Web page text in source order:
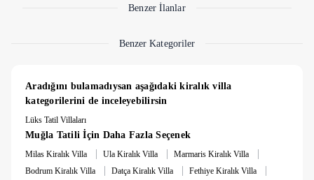
1 adet cift kisilik yatak , klima , banyo ve tuvalet
3. Yatak Odasi
2 adet tek kisilik yatak , klima , banyo ve tuvalet
Not: 6 gece altında konaklamaya 7.200 TL Temizlik Ücreti
alınmaktadır.
Benzer İlanlar
Benzer Kategoriler
Aradığını bulamadıysan aşağıdaki kiralık villa
kategorilerini de inceleyebilirsin
Lüks Tatil Villaları
Muğla Tatili İçin Daha Fazla Seçenek
Milas Kiralık Villa | Ula Kiralık Villa | Marmaris Kiralık Villa |
Bodrum Kiralık Villa | Datça Kiralık Villa | Fethiye Kiralık Villa |